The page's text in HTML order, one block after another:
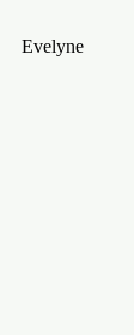
Evelyne